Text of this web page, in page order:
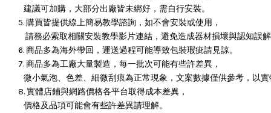
建議可加購，大部分出廠皆未綁好，需自行安裝。
5. 購買皆提供線上簡易教學諮詢，如不會安裝或使用，
請務必索取相關安裝教學影片連結，避免造成器材損壞與認知誤解
6. 商品多為海外帶回，運送過程可能導致包裝瑕疵請見諒。
7. 商品多為工廠大量製造，每一批次可能有些許差異，
微小氣泡、色差、細微刮痕為正常現象，文案數據僅供參考，以實
8. 實體店鋪與網路價格各平台取得成本差異，
價格及品項可能會有些許差異請理解。